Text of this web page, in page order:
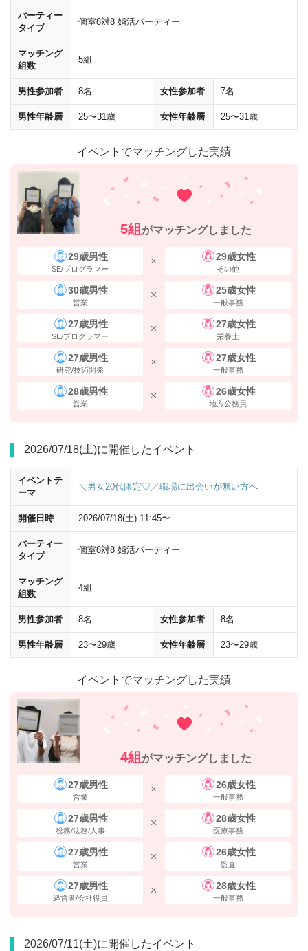
横断歩道を１つ渡りそのまま直進すると、右手に
「野村不動産西梅田ビ
までお上がりください。
西梅田駅からのアクセス
見えます。
右手側（四ツ橋筋方面）
パーティー
タイプ
個室8対8 婚活パーティー
マッチング
組数
5組
男性参加者 8名 女性参加者 7名
男性年齢層 25〜31歳 女性年齢層 25〜31歳
イベントでマッチングした実績
5組 がマッチングしました
29歳男性
SE/プログラマー
29歳女性
その他
30歳男性
営業
25歳女性
一般事務
27歳男性
SE/プログラマー
27歳女性
栄養士
27歳男性
研究/技術開発
27歳女性
一般事務
28歳男性
営業
26歳女性
地方公務員
2026/07/18(土)に開催したイベント
イベントテ
ーマ
＼男女20代限定♡／職場に出会いが無い方へ
開催日時 2026/07/18(土) 11:45〜
パーティー
タイプ
個室8対8 婚活パーティー
マッチング
組数
4組
男性参加者 8名 女性参加者 8名
男性年齢層 23〜29歳 女性年齢層 23〜29歳
イベントでマッチングした実績
4組がマッチングしました
27歳男性
営業
26歳女性
一般事務
27歳男性
総務/法務/人事
28歳女性
医療事務
27歳男性
営業
26歳女性
監査
27歳男性
経営者/会社役員
28歳女性
一般事務
2026/07/11(土)に開催したイベント